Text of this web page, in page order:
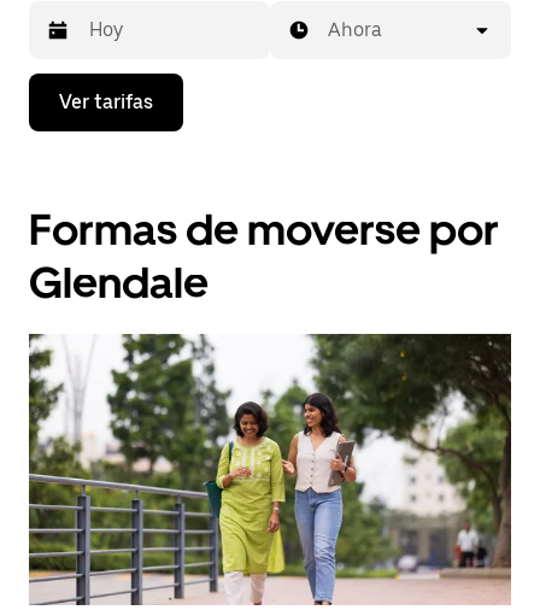
Presiona
flecha
interactuar
con
el
calendario
una
fecha.
Presiona
la
tecla Esc
para
cerrar
el
calendario.
Ahora
Ver tarifas
Formas de moverse por
Glendale